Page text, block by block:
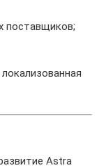
поставщиков;
Astra